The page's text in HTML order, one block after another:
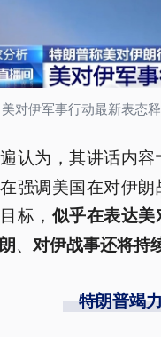
对伊军事行动最新表态
认为，其讲话内容
强调美国在对伊
标， 似乎在表达
、 对伊战事还将持
特朗普竭